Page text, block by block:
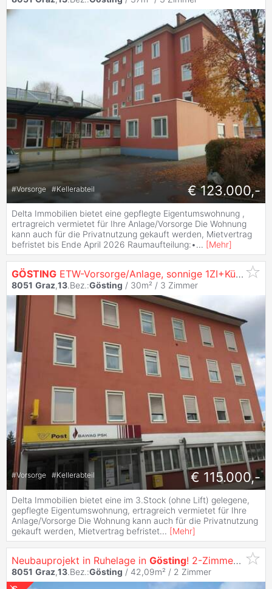
#Vorsorge #Kellerabteil € 123.000,-
Delta Immobilien bietet eine gepflegte Eigentumswohnung ,
ertragreich vermietet für Ihre Anlage/Vorsorge Die Wohnung
kann auch für die Privatnutzung gekauft werden, Mietvertrag
befristet bis Ende April 2026 Raumaufteilung:•... [Mehr]
GÖSTING ETW-Vorsorge/Anlage, sonnige 1ZI+Küche
8051 Graz,13.Bez.:Gösting / 30m² / 3 Zimmer
#Vorsorge #Kellerabteil € 115.000,-
Delta Immobilien bietet eine im 3.Stock (ohne Lift) gelegene,
gepflegte Eigentumswohnung, ertragreich vermietet für Ihre
Anlage/Vorsorge Die Wohnung kann auch für die Privatnutzung
gekauft werden, Mietvertrag befristet... [Mehr]
Neubauprojekt in Ruhelage in Gösting! 2-Zimmerwohnung mit Süd-Balkon!
8051 Graz,13.Bez.:Gösting / 42,09m² / 2 Zimmer